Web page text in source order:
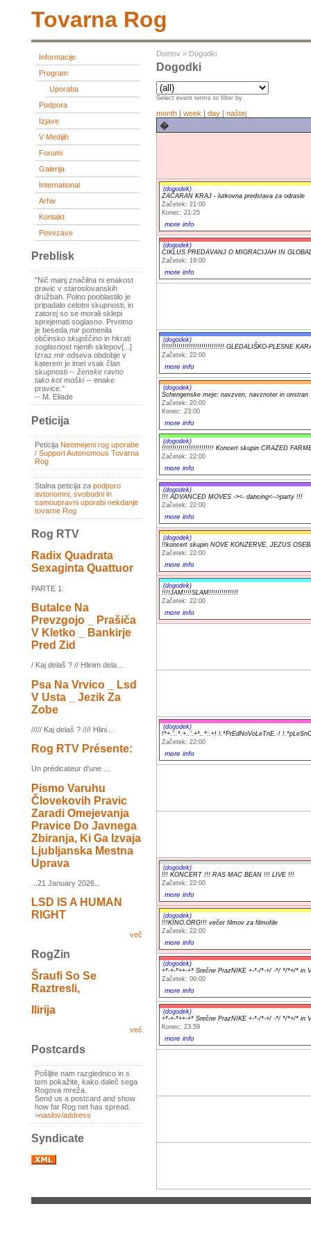
Tovarna Rog
Informacije
Program
Uporaba
Podpora
Izjave
V Medijih
Forumi
Galerija
International
Arhiv
Kontakt
Povezave
Preblisk
"Nič manj značilna ni enakost
pravic v staroslovanskih
družbah. Polno pooblastilo je
pripadalo celotni skupnosti, in
zatorej so se morali sklepi
sprejemati soglasno. Prvotno
je beseda mir pomenila
občinsko skupščino in hkrati
soglasnostnjenih sklepov[...]
Izraz mir odseva obdobje v
katerem je imel vsak član
skupnosti -- ženske ravno
tako kot moški-- enake
pravice."
-- M. Eliade
Peticija
Peticija Neomejeni rog uporabe
/ Support Autonomous Tovarna
Rog
Stalna peticija za podporo
avtonomni, svobodni in
samoupravni uporabi nekdanje
tovarne Rog
Rog RTV
Radix Quadrata
Sexaginta Quattuor
PARTE 1:
Butalce Na
Prevzgojo _ Prašiča
V Kletko _ Bankirje
Pred Zid
/ Kaj delaš ? // Hlinim dela...
Psa Na Vrvico _ Lsd
V Usta _ Jezik Za
Zobe
///// Kaj delaš ? //// Hlini...
Rog RTV Présente:
Un prédicateur d'une ...
Pismo Varuhu
Človekovih Pravic
Zaradi Omejevanja
Pravice Do Javnega
Zbiranja, Ki Ga Izvaja
Ljubljanska Mestna
Uprava
...21 January 2026...
LSD IS A HUMAN
RIGHT
več
RogZin
Šraufi So Se
Raztresli,
Ilirija
več
Postcards
Pošljite nam razglednico in s
tem pokažite, kako daleč sega
Rogova mreža.
Send us a postcard and show
how far Rog net has spread.
>naslov/address
Syndicate
Domov » Dogodki
Dogodki
Select event terms to filter by
month | week | day | naštej
�
(dogodek)
ZAČARAN KRAJ - lutkovna predstava za odrasle
Začetek: 21:00
Konec: 21:25
more info
(dogodek)
CIKLUS PREDAVANJ O MIGRACIJAH IN
Začetek: 19:00
more info
(dogodek)
!!!!!!!!!!!!!!!!!!!!!!!!!!!!!! GLEDALIŠKO-PLESNE
Začetek: 22:00
more info
(dogodek)
Schengenske meje: navzven, navznoter in onstran
Začetek: 20:00
Konec: 23:00
more info
(dogodek)
!!!!!!!!!!!!!!!!!!!!!!!!! Koncert skupin CRAZED
Začetek: 22:00
more info
(dogodek)
!!! ADVANCED MOVES -><- dancing<-->party !!!
Začetek: 22:00
more info
(dogodek)
!!koncert skupin NOVE KONZERVE, JEZUS
Začetek: 22:00
more info
(dogodek)
!!!!JAM!!!!SLAM!!!!!!!!!!!!!!
Začetek: 22:00
more info
(dogodek)
!*+.'..*.+..'.+*..*:.+! !.*PrEdNoVoLeTnE.-!
Začetek: 22:00
more info
(dogodek)
!!! KONCERT !!! RAS MAC BEAN !!! LIVE !!!
Začetek: 22:00
more info
(dogodek)
!!!KINO.ORG!!! večer filmov za filmofile
Začetek: 22:00
more info
(dogodek)
+*-+-*++-+* Srečne PrazNIKE +-*-/*-+/ -*/ */*+/* in
Začetek: 00:00
more info
(dogodek)
+*-+-*++-+* Srečne PrazNIKE +-*-/*-+/ -*/ */*+/* in
Konec: 23:59
more info